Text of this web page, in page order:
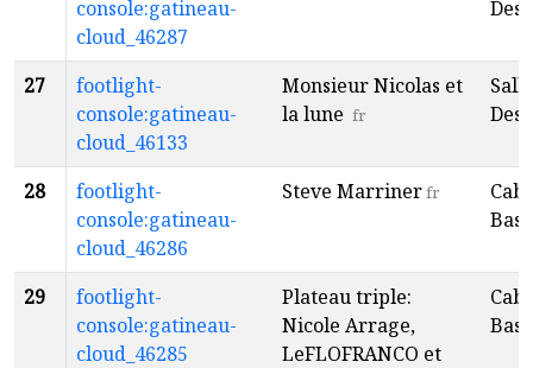
console:gatineau-
cloud_46287
27
footlight-
console:gatineau-
cloud_46133
Monsieur Nicolas et
la lune fr
28
footlight-
console:gatineau-
cloud_46286
Steve Marrinerfr
29
footlight-
console:gatineau-
cloud_46285
Plateau triple:
Nicole Arrage,
LeFLOFRANCO et